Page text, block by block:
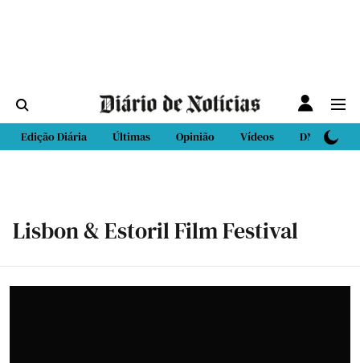
Edição Diária Últimas Opinião Vídeos DN Sport
Lisbon & Estoril Film Festival